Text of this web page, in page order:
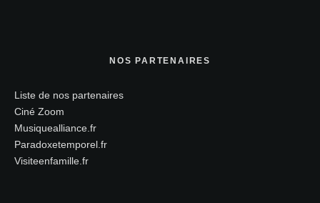
NOS PARTENAIRES
Liste de nos partenaires
Ciné Zoom
Musiquealliance.fr
Paradoxetemporel.fr
Visiteenfamille.fr